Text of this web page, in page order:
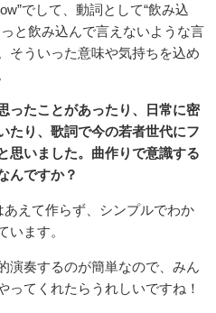
でして、動詞として“飲み込
と飲み込んで言えないような言
そういった意味や気持ちを込め
ったことがあったり、日常に密
たり、歌詞で今の若者世代にフ
思いました。曲作りで意識する
んですか？
えて作らず、シンプルでわか
います。
演奏するのが簡単なので、みん
ってくれたらうれしいですね！